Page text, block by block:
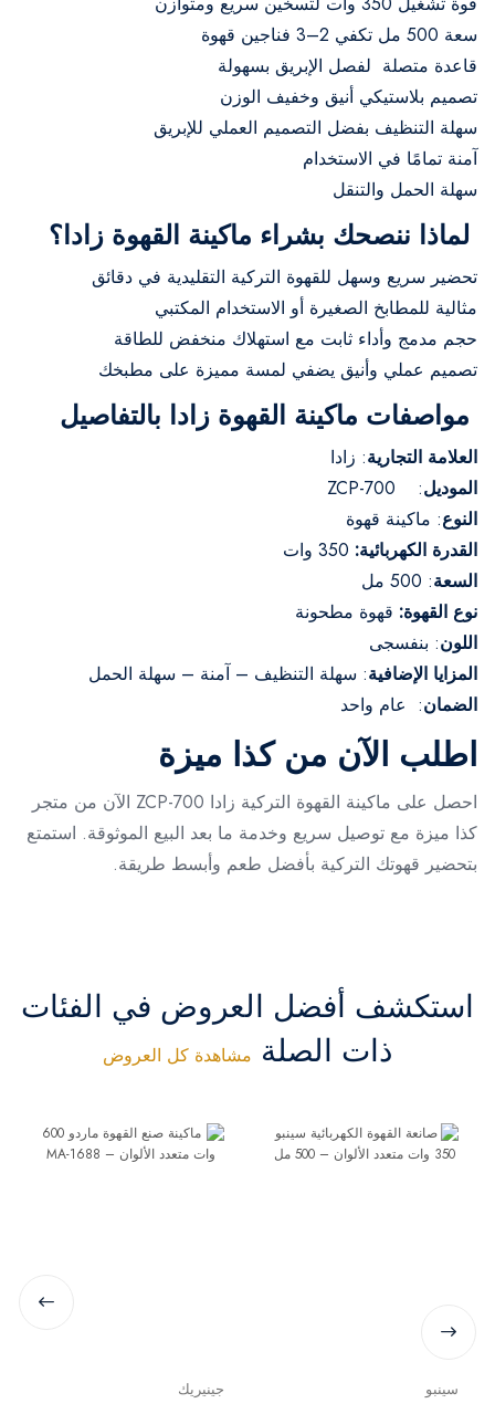
سعة 500 مل تكفي 2–3 فناجين قهوة
قاعدة متصلة لفصل الإبريق بسهولة
تصميم بلاستيكي أنيق وخفيف الوزن
سهلة التنظيف بفضل التصميم العملي للإبريق
آمنة تمامًا في الاستخدام
سهلة الحمل والتنقل
لماذا ننصحك بشراء ماكينة القهوة زادا؟
تحضير سريع وسهل للقهوة التركية التقليدية في دقائق
مثالية للمطابخ الصغيرة أو الاستخدام المكتبي
حجم مدمج وأداء ثابت مع استهلاك منخفض للطاقة
تصميم عملي وأنيق يضفي لمسة مميزة على مطبخك
مواصفات ماكينة القهوة زادا بالتفاصيل
العلامة التجارية: زادا
الموديل: ZCP-700
النوع: ماكينة قهوة
القدرة الكهربائية:
السعة: 500 مل
نوع القهوة: قهوة مطحونة
اللون: بنفسجى
المزايا الإضافية: سهلة التنظيف – آمنة – سهلة الحمل
الضمان: عام واحد
اطلب الآن من كذا ميزة
احصل على ماكينة القهوة التركية زادا ZCP-700 الآن من متجر
كذا ميزة مع توصيل سريع وخدمة ما بعد البيع الموثوقة. استمتع
بتحضير قهوتك التركية بأفضل طعم وأبسط طريقة.
استكشف أفضل العروض في الفئات
ذات الصلة مشاهدة كل العروض
سينبو جينيريك